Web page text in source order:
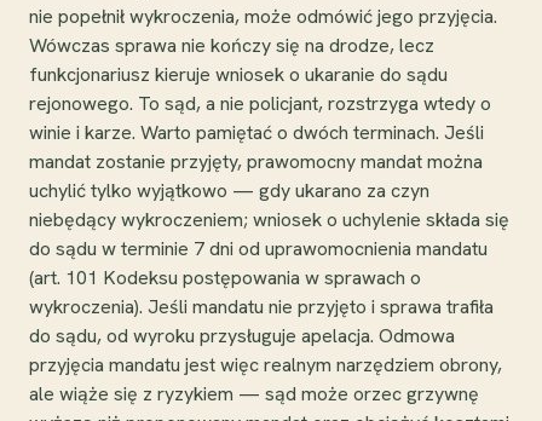
nie popełnił wykroczenia, może odmówić jego przyjęcia.
Wówczas sprawa nie kończy się na drodze, lecz
funkcjonariusz kieruje wniosek o ukaranie do sądu
rejonowego. To sąd, a nie policjant, rozstrzyga wtedy o
winie i karze. Warto pamiętać o dwóch terminach. Jeśli
mandat zostanie przyjęty, prawomocny mandat można
uchylić tylko wyjątkowo — gdy ukarano za czyn
niebędący wykroczeniem; wniosek o uchylenie składa się
do sądu w terminie 7 dni od uprawomocnienia mandatu
(art. 101 Kodeksu postępowania w sprawach o
wykroczenia). Jeśli mandatu nie przyjęto i sprawa trafiła
do sądu, od wyroku przysługuje apelacja. Odmowa
przyjęcia mandatu jest więc realnym narzędziem obrony,
ale wiąże się z ryzykiem — sąd może orzec grzywnę